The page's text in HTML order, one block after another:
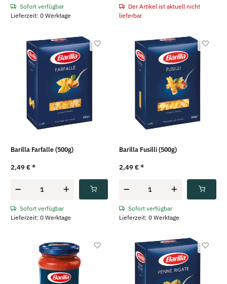
Sofort verfügbar
Lieferzeit: 0 Werktage
Der Artikel ist aktuell nicht
lieferbar
Barilla Farfalle (500g)
2,49 €*
Sofort verfügbar
Lieferzeit: 0 Werktage
Barilla Fusilli (500g)
2,49 €*
Sofort verfügbar
Lieferzeit: 0 Werktage